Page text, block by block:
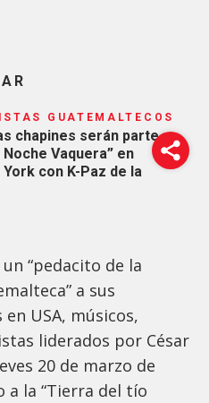
GUATEMALTECOS
chapines serán parte
Noche Vaquera” en
York con K-Paz de la
“pedacito de la
a sus
USA, músicos,
liderados por César
20 de marzo de
a la “Tierra del tío